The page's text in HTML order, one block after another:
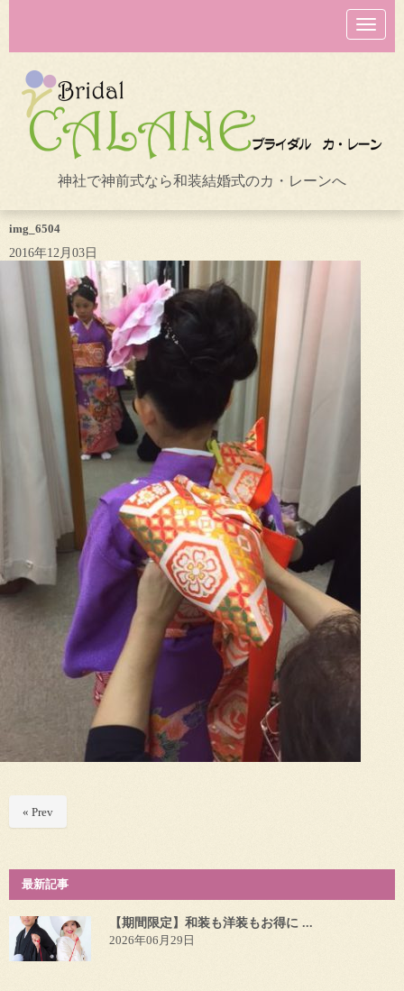
N
a
v
o
n
神社で神前式なら和装結婚式のカ・レーンへ
img_6504
2016年12月03日
« Prev
最新記事
【期間限定】和装も洋装もお得に ...
2026年06月29日